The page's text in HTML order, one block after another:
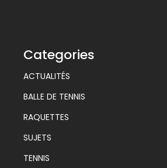
Categories
ACTUALITÉS
BALLE DE TENNIS
RAQUETTES
SUJETS
TENNIS